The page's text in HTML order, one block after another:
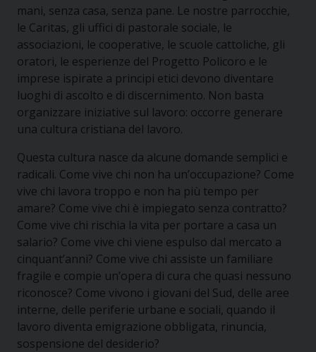
mani, senza casa, senza pane. Le nostre parrocchie,
le Caritas, gli uffici di pastorale sociale, le
associazioni, le cooperative, le scuole cattoliche, gli
oratori, le esperienze del Progetto Policoro e le
imprese ispirate a principi etici devono diventare
luoghi di ascolto e di discernimento. Non basta
organizzare iniziative sul lavoro: occorre generare
una cultura cristiana del lavoro.
Questa cultura nasce da alcune domande semplici e
radicali. Come vive chi non ha un’occupazione? Come
vive chi lavora troppo e non ha più tempo per
amare? Come vive chi è impiegato senza contratto?
Come vive chi rischia la vita per portare a casa un
salario? Come vive chi viene espulso dal mercato a
cinquant’anni? Come vive chi assiste un familiare
fragile e compie un’opera di cura che quasi nessuno
riconosce? Come vivono i giovani del Sud, delle aree
interne, delle periferie urbane e sociali, quando il
lavoro diventa emigrazione obbligata, rinuncia,
sospensione del desiderio?